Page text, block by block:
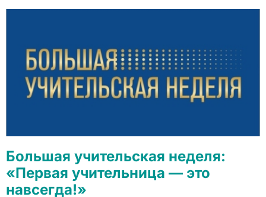
Большая учительская неделя:
«Первая учительница — это
навсегда!»